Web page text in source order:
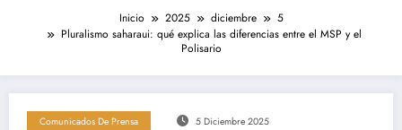
Inicio 2025 diciembre
5
Pluralismo saharaui: qué explica las diferencias entre el MSP y el
Polisario
Comunicados De Prensa 5 Diciembre 2025